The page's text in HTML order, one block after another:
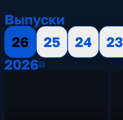
Выпуски
26
25 24 23
20262026